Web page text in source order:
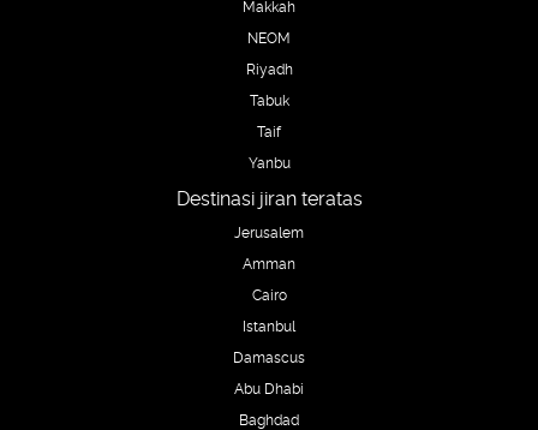
Makkah
NEOM
Riyadh
Tabuk
Taif
Yanbu
Destinasi jiran teratas
Jerusalem
Amman
Cairo
Istanbul
Damascus
Abu Dhabi
Baghdad